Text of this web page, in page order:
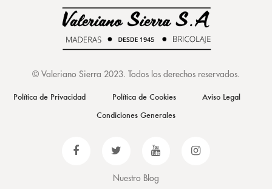
© Valeriano Sierra 2023. Todos los derechos reservados.
Política de Privacidad Política de Cookies
Aviso Legal
Condiciones Generales
Nuestro Blog